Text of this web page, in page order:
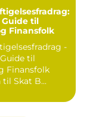
Guide til
Finansfolk
-
til
Finansfolk
Skat B...